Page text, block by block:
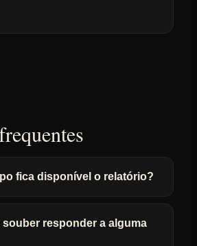
fica disponível o relatório?
souber responder a alguma